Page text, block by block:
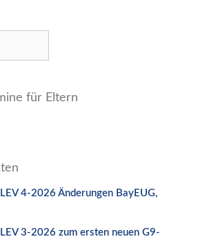
für Eltern
4-2026 Änderungen BayEUG,
3-2026 zum ersten neuen G9-